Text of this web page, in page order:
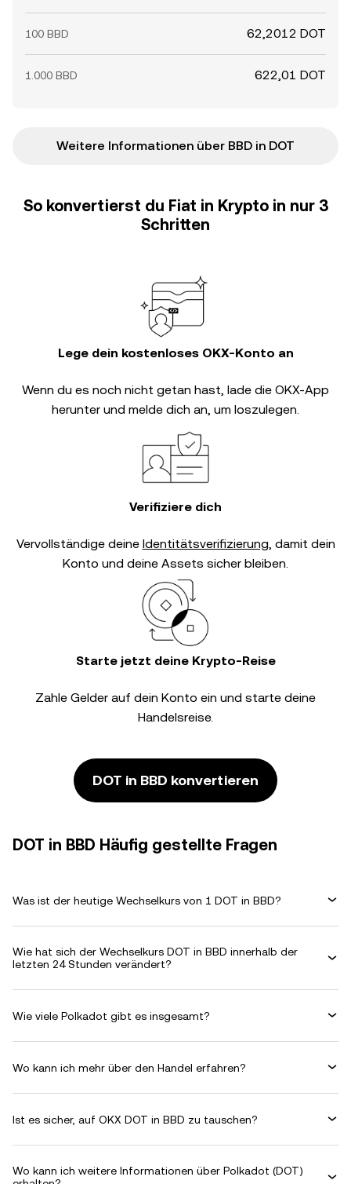
100 BBD 62,2012 DOT
1.000 BBD 622,01 DOT
Weitere Informationen über BBD in DOT
So konvertierst du Fiat in Krypto in nur 3
Schritten
Lege dein kostenloses OKX-Konto an
Wenn du es noch nicht getan hast, lade die OKX-App
herunter und melde dich an, um loszulegen.
Verifiziere dich
Vervollständige deine Identitätsverifizierung, damit dein
Konto und deine Assets sicher bleiben.
Starte jetzt deine Krypto-Reise
Zahle Gelder auf dein Konto ein und starte deine
Handelsreise.
DOT in BBD konvertieren
DOT in BBD Häufig gestellte Fragen
Was ist der heutige Wechselkurs von 1 DOT in BBD?
Wie hat sich der Wechselkurs DOT in BBD innerhalb der
letzten 24 Stunden verändert?
Wie viele Polkadot gibt es insgesamt?
Wo kann ich mehr über den Handel erfahren?
Ist es sicher, auf OKX DOT in BBD zu tauschen?
Wo kann ich weitere Informationen über Polkadot (DOT)